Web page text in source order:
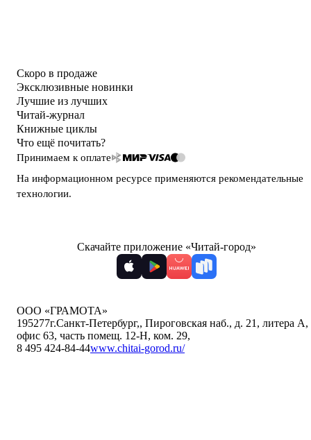
Скоро в продаже
Эксклюзивные новинки
Лучшие из лучших
Читай-журнал
Книжные циклы
Что ещё почитать?
Принимаем к оплате
На информационном ресурсе применяются рекомендательные
технологии.
Скачайте приложение «Читай-город»
ООО «ГРАМОТА»
195277г.Санкт-Петербург,, Пироговская наб., д. 21, литера А,
офис 63, часть помещ. 12-Н, ком. 29,
8 495 424-84-44www.chitai-gorod.ru/